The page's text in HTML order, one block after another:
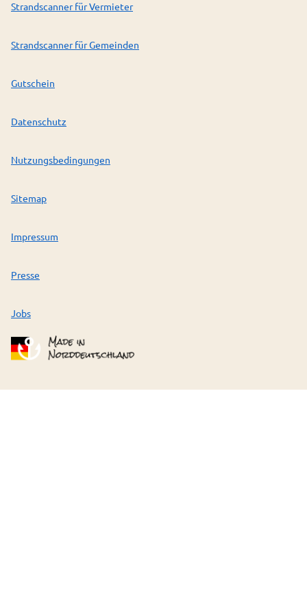
Strandscanner für Vermieter
Strandscanner für Gemeinden
Gutschein
Datenschutz
Nutzungsbedingungen
Sitemap
Impressum
Presse
Jobs